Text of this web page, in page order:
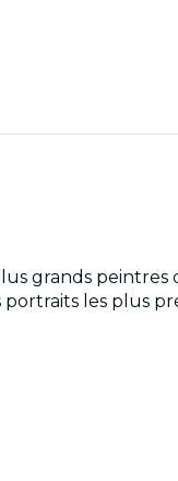
grands peintres
les plus